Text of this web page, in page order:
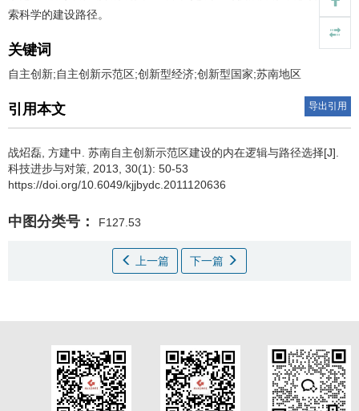
索科学的建设路径。
关键词
自主创新;自主创新示范区;创新型经济;创新型国家;苏南地区
引用本文 导出引用
战炤磊 方建中
苏南自主创新示范区建设的内在逻辑与路径选择[J].
科技进步与对策, 2013, 30(1): 50-53
https://doi.org/10.6049/kjjbydc.2011120636
中图分类号： F127.53
上一篇 下一篇